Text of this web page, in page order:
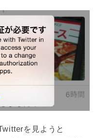
を見ようと